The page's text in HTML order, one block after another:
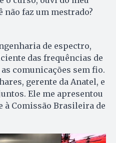
não faz um mestrado?
de espectro,
das frequências de
comunicações sem fio.
gerente da Anatel, e
Ele me apresentou
à Comissão Brasileira de